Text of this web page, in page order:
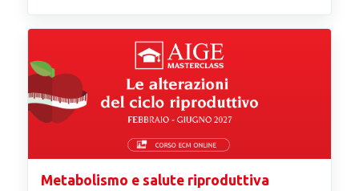
Metabolismo e salute riproduttiva